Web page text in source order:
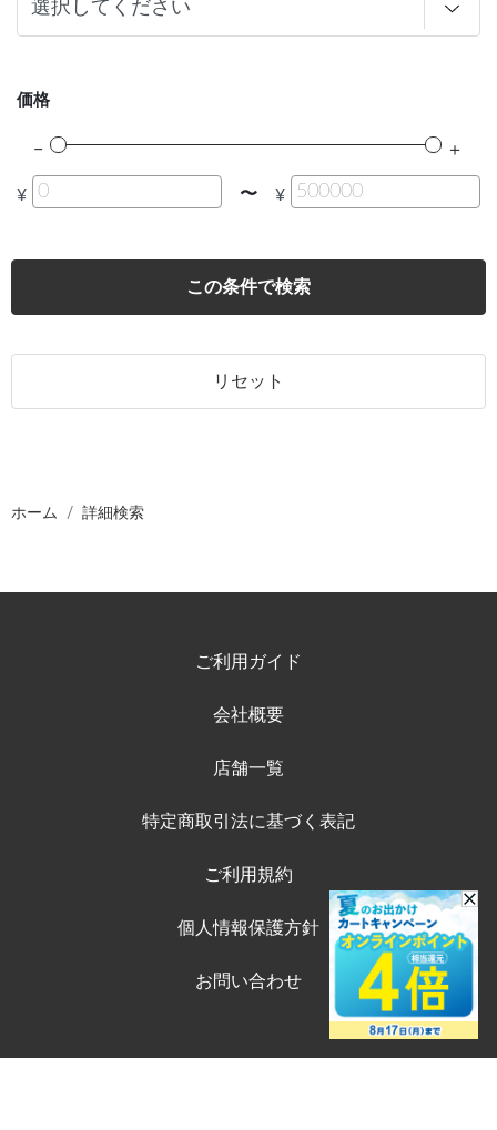
価格
¥ 〜 ¥
この条件で検索
リセット
ホーム 詳細検索
ご利用ガイド
会社概要
店舗一覧
特定商取引法に基づく表記
ご利用規約
個人情報保護方針
お問い合わせ